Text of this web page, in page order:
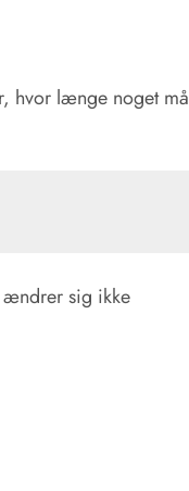
hvor længe noget må
ændrer sig ikke